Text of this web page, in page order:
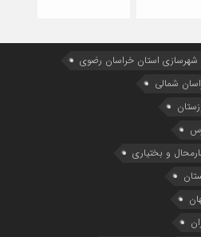
شهرسازي استان خراسان رضوي
شمالي
و بختياري